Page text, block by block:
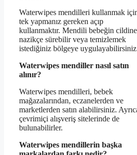
Waterwipes mendilleri kullanmak
tek yapmanız gereken açıp
kullanmaktır. Mendili bebeğin cildine
nazikçe sürebilir veya temizlemek
istediğiniz bölgeye
Waterwipes mendiller nasıl satın
alınır?
Waterwipes mendilleri, bebek
mağazalarından, eczanelerden ve
marketlerden satın alabilirsiniz.
çevrimiçi alışveriş sitelerinde de
bulunabilirler.
Waterwipes mendillerin başka